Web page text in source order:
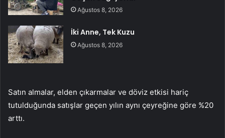
Ağustos 8, 2026
İki Anne, Tek Kuzu
Ağustos 8, 2026
Satın almalar, elden çıkarmalar ve döviz etkisi hariç
tutulduğunda satışlar geçen yılın aynı çeyreğine göre %20
arttı.